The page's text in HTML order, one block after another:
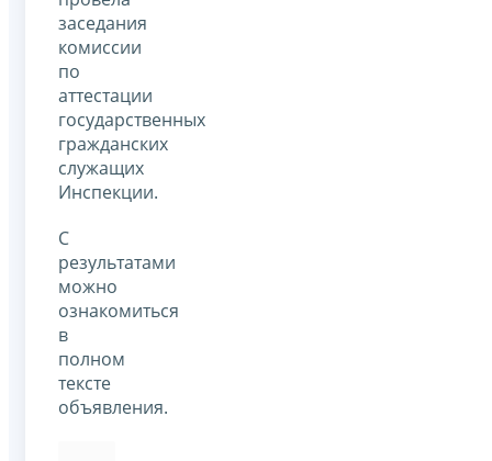
заседания
комиссии
по
аттестации
государственных
гражданских
служащих
Инспекции.
С
результатами
можно
ознакомиться
в
полном
тексте
объявления.